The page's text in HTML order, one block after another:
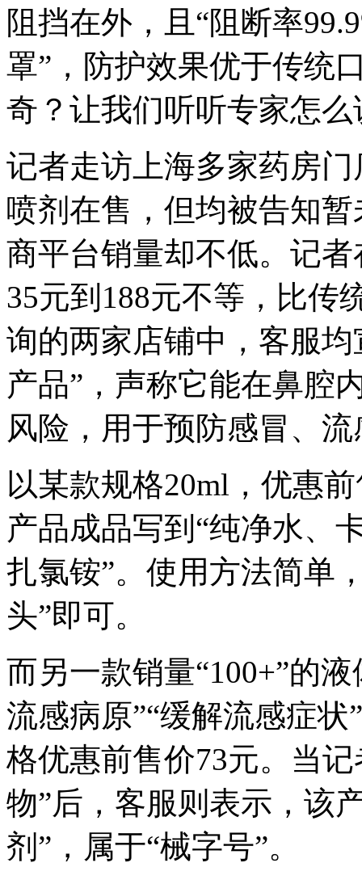
阻挡在外，且“阻断率
罩”，防护效果优于传统
奇？让我们听听专家怎么
记者走访上海多家药房
喷剂在售，但均被告知
商平台销量却不低。记
35元到188元不等，比传
询的两家店铺中，客服
产品”，声称它能在鼻腔
风险，用于预防感冒、
以某款规格20ml，优惠
产品成品写到“纯净水、
扎氯铵”。使用方法简单
头”即可。
而另一款销量“100+”的
流感病原”“缓解流感症
格优惠前售价73元。当
物”后，客服则表示，该
剂”，属于“械字号”。